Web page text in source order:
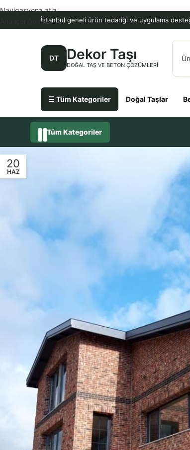
İstanbul geneli ürün tedariği ve uygulama
DT Dekor Taşı
DOĞAL TAŞ VE BETON ÇÖZÜMLERI
☰ Tüm Kategoriler Doğal Taşlar
Navigasyona atla
Ana içeriğe atla
Tüm Kategoriler
20
HAZ